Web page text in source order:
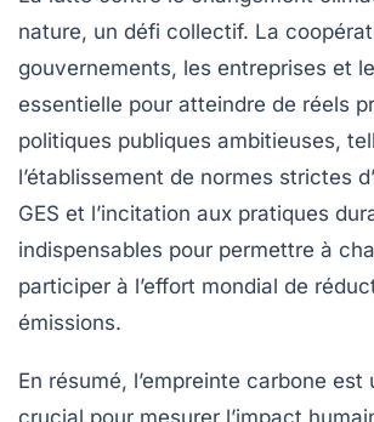
nature, un défi collectif. La
gouvernements, les entreprises et
essentielle pour atteindre de réels
politiques publiques ambitieuses,
l’établissement de normes strictes
GES et l’incitation aux pratiques
indispensables pour permettre à
participer à l’effort mondial de
émissions.
En résumé, l’empreinte carbone